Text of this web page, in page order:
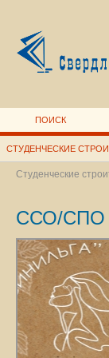
ПОИСК
СТУДЕНЧЕСКИЕ
Студенческие
ССО/СПО